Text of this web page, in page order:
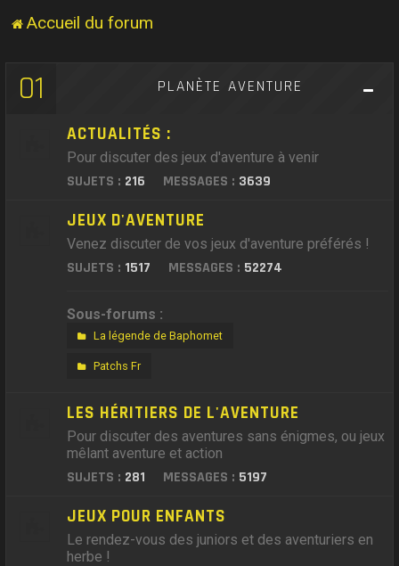
Accueil du forum
01 PLANÈTE AVENTURE
ACTUALITÉS :
Pour discuter des jeux d'aventure à venir
SUJETS : 216 MESSAGES : 3639
JEUX D'AVENTURE
Venez discuter de vos jeux d'aventure préférés !
SUJETS : 1517 MESSAGES : 52274
Sous-forums :
La légende de Baphomet
Patchs Fr
LES HÉRITIERS DE L'AVENTURE
Pour discuter des aventures sans énigmes, ou jeux
mêlant aventure et action
SUJETS : 281 MESSAGES : 5197
JEUX POUR ENFANTS
Le rendez-vous des juniors et des aventuriers en
herbe !